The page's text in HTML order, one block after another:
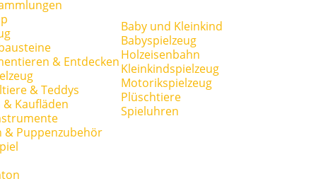
& Entdecken
& Teddys
& Kaufläden
& Puppenzubehör
Baby und Kleinkind
Babyspielzeug
Holzeisenbahn
Kleinkindspielzeug
Motorikspielzeug
Plüschtiere
Spieluhren